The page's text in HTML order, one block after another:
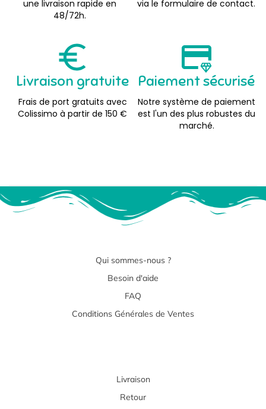
une livraison rapide en
48/72h.
via le formulaire de contact.
Livraison gratuite
Frais de port gratuits avec
Colissimo à partir de 150 €
Paiement sécurisé
Notre système de paiement
est l'un des plus robustes du
marché.
Qui sommes-nous ?
Besoin d'aide
FAQ
Conditions Générales de Ventes
Livraison
Retour